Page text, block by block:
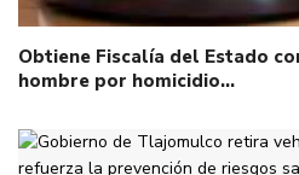
Obtiene Fiscalía del Estado
hombre por homicidio…